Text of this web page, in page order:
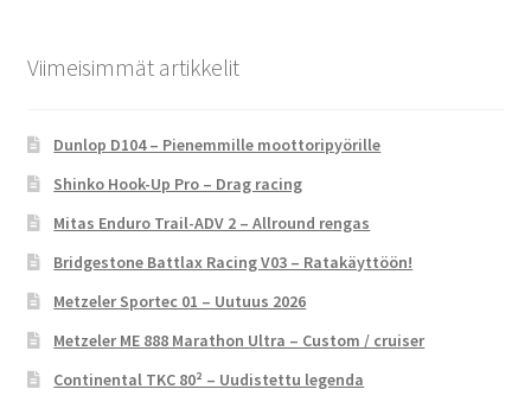
Viimeisimmät artikkelit
Dunlop D104 – Pienemmille moottoripyörille
Shinko Hook-Up Pro – Drag racing
Mitas Enduro Trail-ADV 2 – Allround rengas
Bridgestone Battlax Racing V03 – Ratakäyttöön!
Metzeler Sportec 01 – Uutuus 2026
Metzeler ME 888 Marathon Ultra – Custom / cruiser
Continental TKC 80² – Uudistettu legenda